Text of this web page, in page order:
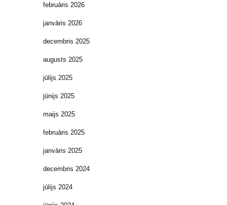
februāris 2026
janvāris 2026
decembris 2025
augusts 2025
jūlijs 2025
jūnijs 2025
maijs 2025
februāris 2025
janvāris 2025
decembris 2024
jūlijs 2024